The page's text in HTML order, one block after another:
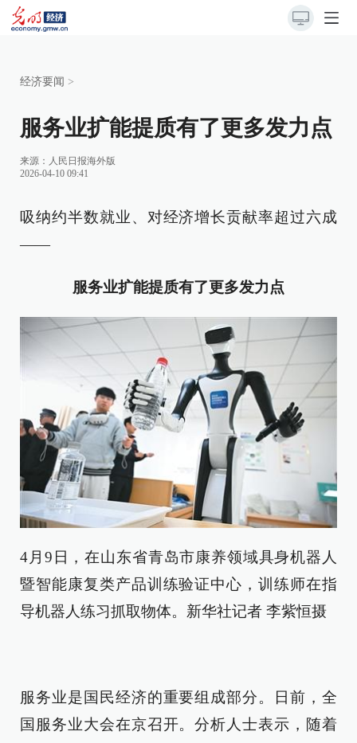
经济要闻 >
服务业扩能提质有了更多发力点
来源： 人民日报海外版
2026-04-10 09:41
吸纳约半数就业、对经济增长贡献率超过六成
——
服务业扩能提质有了更多发力点
4月9日，在山东省青岛市康养领域具身机器人
暨智能康复类产品训练验证中心，训练师在指
导机器人练习抓取物体。新华社记者 李紫恒摄
服务业是国民经济的重要组成部分。日前，全
国服务业大会在京召开。分析人士表示，随着